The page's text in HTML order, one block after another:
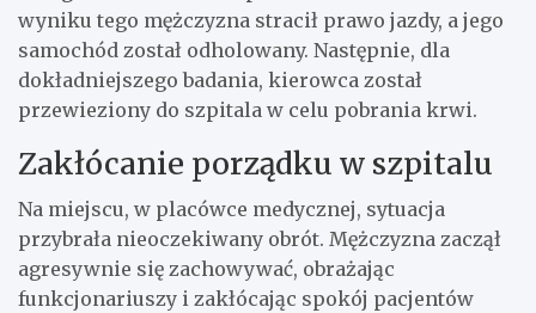
wyniku tego mężczyzna stracił prawo jazdy, a jego
samochód został odholowany. Następnie, dla
dokładniejszego badania, kierowca został
przewieziony do szpitala w celu pobrania krwi.
Zakłócanie porządku w szpitalu
Na miejscu, w placówce medycznej, sytuacja
przybrała nieoczekiwany obrót. Mężczyzna zaczął
agresywnie się zachowywać, obrażając
funkcjonariuszy i zakłócając spokój pacjentów